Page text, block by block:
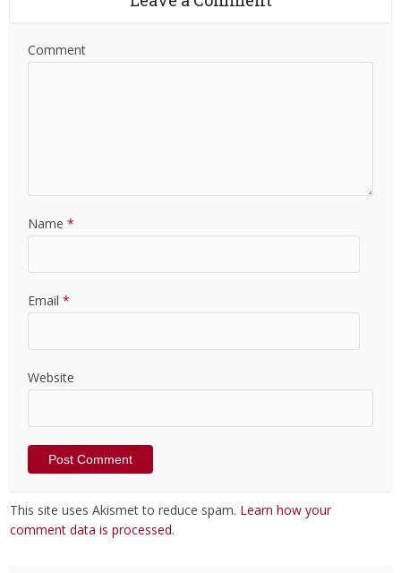
Comment
Name *
Email *
Website
This site uses Akismet to reduce spam. Learn how your
comment data is processed.